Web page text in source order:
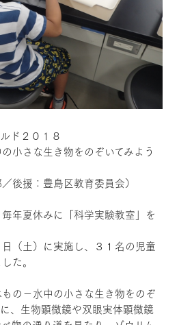
ド２０１８
小さな生き物をのぞいてみよう
後援：豊島区教育委員会）
年夏休みに「科学実験教室」を
（土）に実施し、３１名の児童
た。
の－水中の小さな生き物をのぞ
、生物顕微鏡や双眼実体顕微鏡